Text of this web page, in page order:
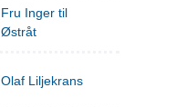
Fru Inger til
Østråt
Olaf Liljekrans